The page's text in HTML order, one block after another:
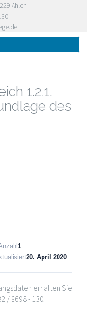
Ahlen
1.2.1.
des
1
20. April 2020
erhalten Sie
/ 9698 - 130.